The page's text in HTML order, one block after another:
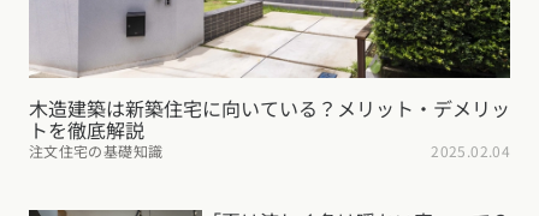
木造建築は新築住宅に向いている？メリット・デメリッ
トを徹底解説
注文住宅の基礎知識 2025.02.04